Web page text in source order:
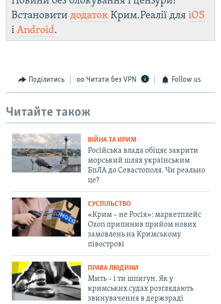
Встановити додаток Крим.Реалії для iOS
і Android.
Поділитись Читати без VPN Follow us
Читайте також
ВІЙНА ТА КРИМ
Російська влада обіцяє закрити
морський шлях українським
БпЛА до Севастополя. Чи реально
це?
СУСПІЛЬСТВО
«Крим – не Росія»: маркетплейс
Ozon припинив прийом нових
замовлень на Кримському
півострові
ПРАВА ЛЮДИНИ
Мить – і ти шпигун. Як у
кримських судах розглядають
звинувачення в держзраді